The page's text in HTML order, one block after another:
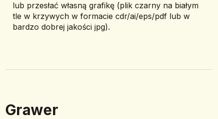
lub przesłać własną grafikę (plik czarny na białym
tle w krzywych w formacie cdr/ai/eps/pdf lub w
bardzo dobrej jakości jpg).
Grawer